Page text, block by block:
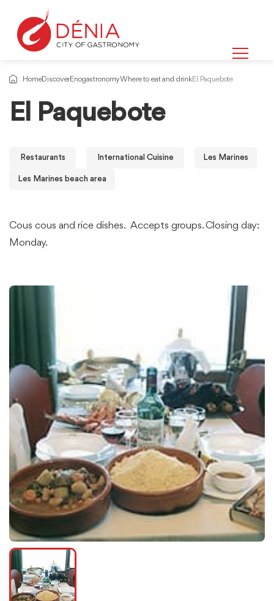
HomeDiscoverEnogastronomyWhere to eat and drinkEl Paquebote
El Paquebote
Restaurants International Cuisine Les Marines
Les Marines beach area
Cous cous and rice dishes. Accepts groups. Closing day:
Monday.